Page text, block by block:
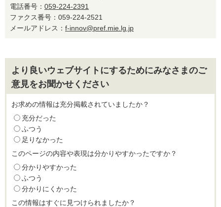
電話番号： 059-224-2391
ファクス番号：059-224-2521
メールアドレス： f-innov@pref.mie.lg.jp
より良いウェブサイトにするためにみなさまのご
意見をお聞かせください
お求めの情報は充分掲載されていましたか？
充分だった
ふつう
足りなかった
このページの内容や表現は分かりやすかったですか？
分かりやすかった
ふつう
分かりにくかった
この情報はすぐに見つけられましたか？